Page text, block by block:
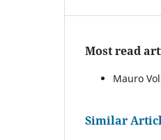
Most read
Mauro
Similar